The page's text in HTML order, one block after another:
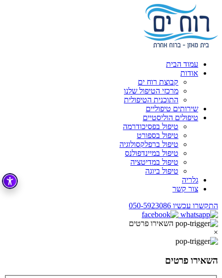
עמוד הבית
אודות
קבוצת רוח ים
מרכזי הטיפול שלנו
התוכנית הטיפולית
שירותים טיפוליים
טיפולים הוליסטיים
טיפול בפסיכודרמה
טיפול בספורט
טיפול ברפלקסולוגיה
טיפול במיינדפולנס
טיפול במדיטציה
טיפול ביוגה
גלריה
צור קשר
התקשרו עכשיו 050-5923086
השאירו פרטים
×
השאירו פרטים